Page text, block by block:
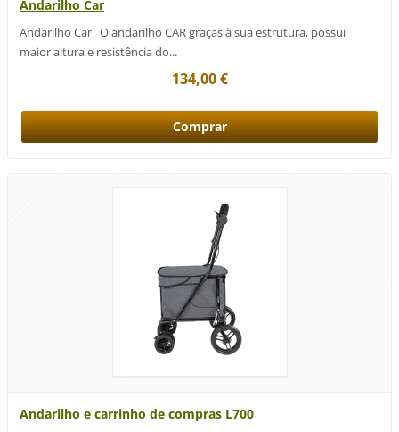
Andarilho Car
Andarilho Car O andarilho CAR graças à sua estrutura, possui
maior altura e resistência do...
134,00 €
Andarilho e carrinho de compras L700